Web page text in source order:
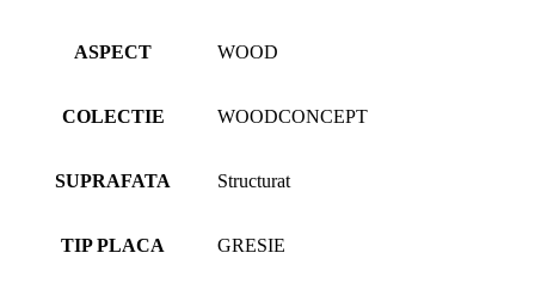
ASPECT WOOD
COLECTIE WOODCONCEPT
SUPRAFATA Structurat
TIP PLACA GRESIE